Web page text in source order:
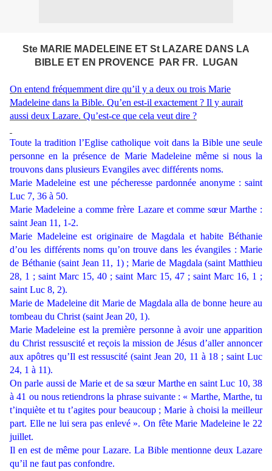
Ste MARIE MADELEINE ET St LAZARE DANS LA
BIBLE ET EN PROVENCE PAR FR. LUGAN
On entend fréquemment dire qu’il y a deux ou trois Marie
Madeleine dans la Bible. Qu’en est-il exactement ? Il y aurait
aussi deux Lazare. Qu’est-ce que cela veut dire ?
Toute la tradition l’Eglise catholique voit dans la Bible une seule
personne en la présence de Marie Madeleine même si nous la
trouvons dans plusieurs Evangiles avec différents noms.
Marie Madeleine est une pécheresse pardonnée anonyme : saint
Luc 7, 36 à 50.
Marie Madeleine a comme frère Lazare et comme sœur Marthe :
saint Jean 11, 1-2.
Marie Madeleine est originaire de Magdala et habite Béthanie
d’ou les différents noms qu’on trouve dans les évangiles : Marie
de Béthanie (saint Jean 11, 1) ; Marie de Magdala (saint Matthieu
28, 1 ; saint Marc 15, 40 ; saint Marc 15, 47 ; saint Marc 16, 1 ;
saint Luc 8, 2).
Marie de Madeleine dit Marie de Magdala alla de bonne heure au
tombeau du Christ (saint Jean 20, 1).
Marie Madeleine est la première personne à avoir une apparition
du Christ ressuscité et reçois la mission de Jésus d’aller annoncer
aux apôtres qu’Il est ressuscité (saint Jean 20, 11 à 18 ; saint Luc
24, 1 à 11).
On parle aussi de Marie et de sa sœur Marthe en saint Luc 10, 38
à 41 ou nous retiendrons la phrase suivante : « Marthe, Marthe, tu
t’inquiète et tu t’agites pour beaucoup ; Marie à choisi la meilleur
part. Elle ne lui sera pas enlevé ». On fête Marie Madeleine le 22
juillet.
Il en est de même pour Lazare. La Bible mentionne deux Lazare
qu’il ne faut pas confondre.